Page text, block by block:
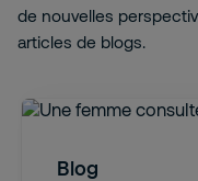
de nouvelles
articles de blogs.
Blog